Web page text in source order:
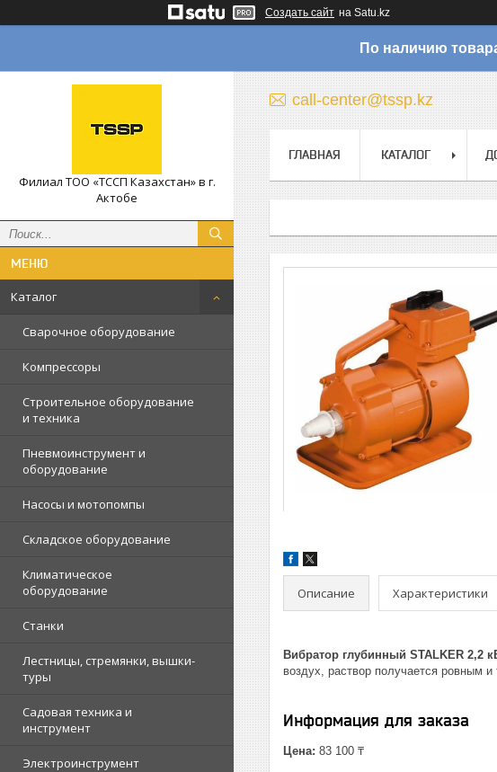
Создать сайт на Satu.kz
По наличию
Филиал ТОО «ТССП Казахстан» в г.
Актобе
Каталог
Сварочное оборудование
Компрессоры
Строительное оборудование
и техника
Пневмоинструмент и
оборудование
Насосы и мотопомпы
Складское оборудование
Климатическое
оборудование
Станки
Лестницы, стремянки, вышки-
туры
Садовая техника и
инструмент
Электроинструмент
call-center@tssp.kz
ГЛАВНАЯ КАТАЛОГ
Описание Характеристики
Вибратор глубинный STALKER 2,2
воздух, раствор получается ровным
Информация для заказа
Цена: 83 100 ₸